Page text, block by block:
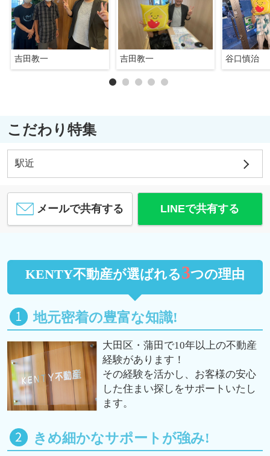
吉田教一 吉田教一 谷口慎治
こだわり特集
駅近
メールで共有する LINEで共有する
KENTY不動産が選ばれる3つの理由
地元密着の豊富な知識!
大田区・蒲田で10年以上の不動産
経験があります！
その経験を活かし、お客様の安心
した住まい探しをサポートいたし
ます。
きめ細かなサポートが強み!